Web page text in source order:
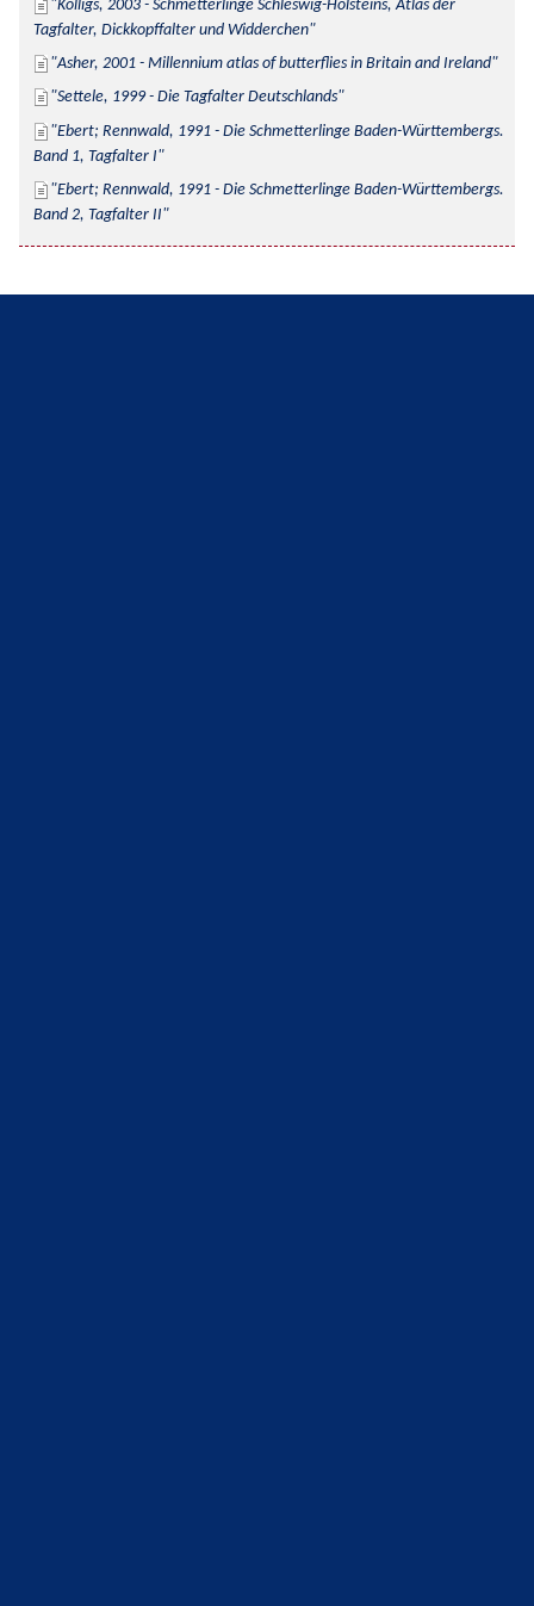
Kolligs, 2003 - Schmetterlinge Schleswig-Holsteins, Atlas der
Tagfalter, Dickkopffalter und Widderchen
Asher, 2001 - Millennium atlas of butterflies in Britain and Ireland
Settele, 1999 - Die Tagfalter Deutschlands
Ebert; Rennwald, 1991 - Die Schmetterlinge Baden-Württembergs.
Band 1, Tagfalter I
Ebert; Rennwald, 1991 - Die Schmetterlinge Baden-Württembergs.
Band 2, Tagfalter II